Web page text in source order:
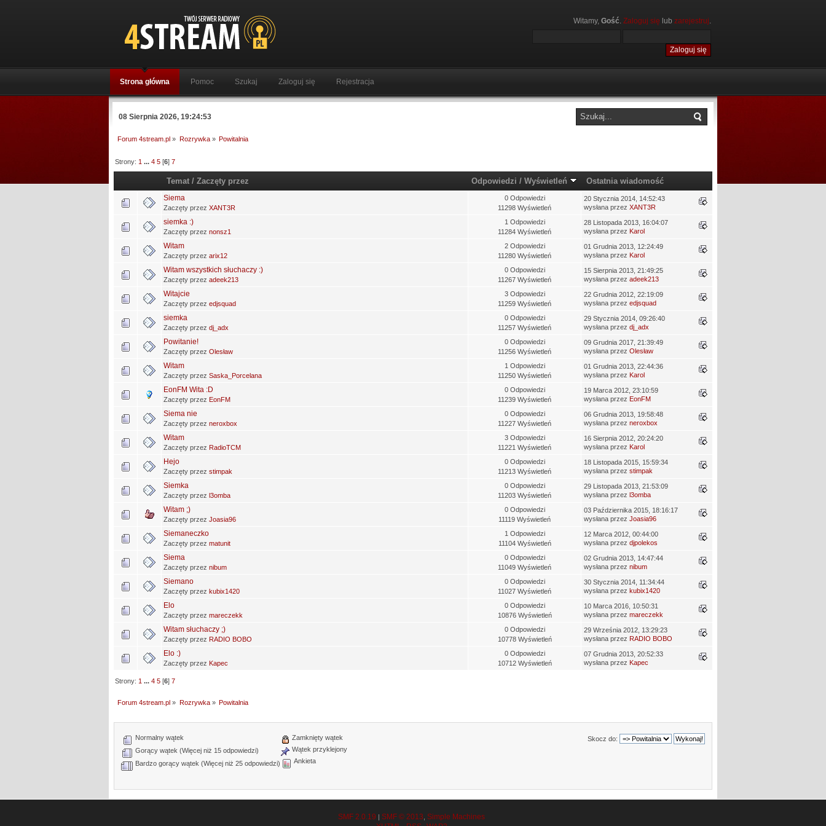
Witamy, Gość. Zaloguj się lub zarejestruj.
Strona główna Pomoc Szukaj Zaloguj się Rejestracja
08 Sierpnia 2026, 19:24:53
Forum 4stream.pl » Rozrywka» Powitalnia
Strony: 1 ...4 5 [6]7
Temat /Zaczęty przez Odpowiedzi / Wyświetleń Ostatnia wiadomość
Siema
Zaczęty przez XANT3R
0 Odpowiedzi
11298 Wyświetleń
20 Stycznia 2014, 14:52:43
wysłana przez XANT3R
siemka :)
Zaczęty przez nonsz1
1 Odpowiedzi
11284 Wyświetleń
28 Listopada 2013, 16:04:07
wysłana przez Karol
Witam
Zaczęty przez arix12
2 Odpowiedzi
11280 Wyświetleń
01 Grudnia 2013, 12:24:49
wysłana przez Karol
Witam wszystkich słuchaczy :)
Zaczęty przez adeek213
0 Odpowiedzi
11267 Wyświetleń
15 Sierpnia 2013, 21:49:25
wysłana przez adeek213
Witajcie
Zaczęty przez edjsquad
3 Odpowiedzi
11259 Wyświetleń
22 Grudnia 2012, 22:19:09
wysłana przez edjsquad
siemka
Zaczęty przez dj_adx
0 Odpowiedzi
11257 Wyświetleń
29 Stycznia 2014, 09:26:40
wysłana przez dj_adx
Powitanie!
Zaczęty przez Olesław
0 Odpowiedzi
11256 Wyświetleń
09 Grudnia 2017, 21:39:49
wysłana przez Olesław
Witam
Zaczęty przez Saska_Porcelana
1 Odpowiedzi
11250 Wyświetleń
01 Grudnia 2013, 22:44:36
wysłana przez Karol
EonFM Wita :D
Zaczęty przez EonFM
0 Odpowiedzi
11239 Wyświetleń
19 Marca 2012, 23:10:59
wysłana przez EonFM
Siema nie
Zaczęty przez neroxbox
0 Odpowiedzi
11227 Wyświetleń
06 Grudnia 2013, 19:58:48
wysłana przez neroxbox
Witam
Zaczęty przez RadioTCM
3 Odpowiedzi
11221 Wyświetleń
16 Sierpnia 2012, 20:24:20
wysłana przez Karol
Hejo
Zaczęty przez stimpak
0 Odpowiedzi
11213 Wyświetleń
18 Listopada 2015, 15:59:34
wysłana przez stimpak
Siemka
Zaczęty przez l3omba
0 Odpowiedzi
11203 Wyświetleń
29 Listopada 2013, 21:53:09
wysłana przez l3omba
Witam ;)
Zaczęty przez Joasia96
0 Odpowiedzi
11119 Wyświetleń
03 Października 2015, 18:16:17
wysłana przez Joasia96
Siemaneczko
Zaczęty przez matunit
1 Odpowiedzi
11104 Wyświetleń
12 Marca 2012, 00:44:00
wysłana przez djpolekos
Siema
Zaczęty przez nibum
0 Odpowiedzi
11049 Wyświetleń
02 Grudnia 2013, 14:47:44
wysłana przez nibum
Siemano
Zaczęty przez kubix1420
0 Odpowiedzi
11027 Wyświetleń
30 Stycznia 2014, 11:34:44
wysłana przez kubix1420
Elo
Zaczęty przez mareczekk
0 Odpowiedzi
10876 Wyświetleń
10 Marca 2016, 10:50:31
wysłana przez mareczekk
Witam słuchaczy ;)
Zaczęty przez RADIO BOBO
0 Odpowiedzi
10778 Wyświetleń
29 Września 2012, 13:29:23
wysłana przez RADIO BOBO
Elo :)
Zaczęty przez Kapec
0 Odpowiedzi
10712 Wyświetleń
07 Grudnia 2013, 20:52:33
wysłana przez Kapec
Strony: 1 ...4 5 [6]7
Forum 4stream.pl » Rozrywka» Powitalnia
Skocz do:
Normalny wątek
Gorący wątek (Więcej niż 15 odpowiedzi)
Bardzo gorący wątek (Więcej niż 25 odpowiedzi)
Zamknięty wątek
Wątek przyklejony
Ankieta
SMF 2.0.19 | SMF © 2013 Simple Machines